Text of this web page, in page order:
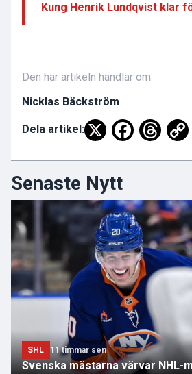
Kung Henrik Lundqvist klar
Den här artikeln handlar om:
Nicklas Bäckström
Dela artikel:
Senaste Nytt
SHL 11 timmar sen
Svenska mästarna värvar NHL-